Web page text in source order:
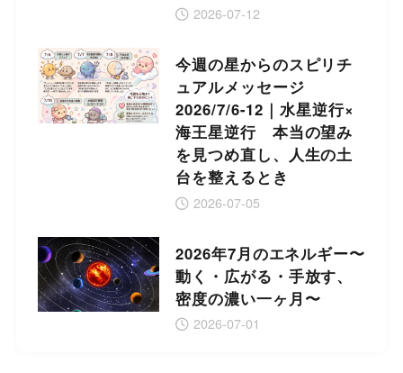
2026-07-12
今週の星からのスピリチ
ュアルメッセージ
2026/7/6-12｜水星逆行×
海王星逆行 本当の望み
を見つめ直し、人生の土
台を整えるとき
2026-07-05
2026年7月のエネルギー〜
動く・広がる・手放す、
密度の濃い一ヶ月〜
2026-07-01